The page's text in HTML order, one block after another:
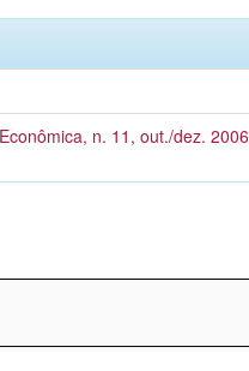
n. 11, out./dez. 2006